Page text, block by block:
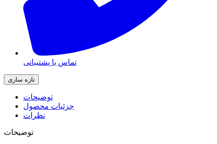
تماس با پشتیبانی
توضیحات
جزئیات محصول
نظرات
توضیحات